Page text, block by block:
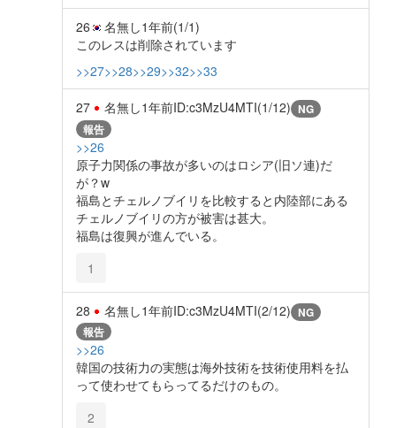
26 名無し1年前(1/1)
このレスは削除されています
>>27>>28>>29>>32>>33
27 名無し1年前ID:c3MzU4MTI(1/12) NG
報告
>>26
原子力関係の事故が多いのはロシア(旧ソ連)だ
が？w
福島とチェルノブイリを比較すると内陸部にある
チェルノブイリの方が被害は甚大。
福島は復興が進んでいる。
1
28 名無し1年前ID:c3MzU4MTI(2/12) NG
報告
>>26
韓国の技術力の実態は海外技術を技術使用料を払
って使わせてもらってるだけのもの。
2